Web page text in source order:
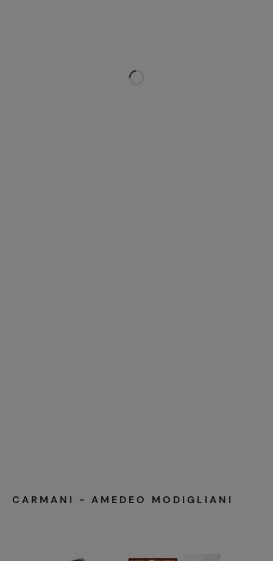
CARMANI - AMEDEO MODIGLIANI